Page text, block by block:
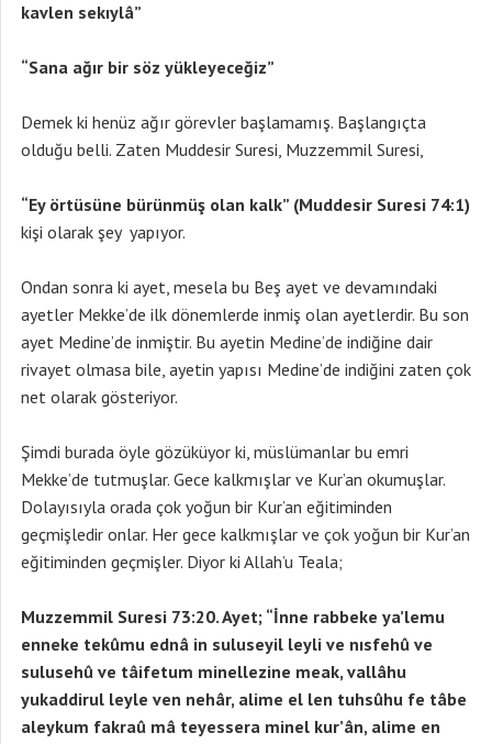
kavlen sekıylâ”
“Sana ağır bir söz yükleyeceğiz”
Demek ki henüz ağır görevler başlamamış. Başlangıçta
olduğu belli. Zaten Muddesir Suresi, Muzzemmil Suresi,
“Ey örtüsüne bürünmüş olan kalk” (Muddesir Suresi 74:1)
kişi olarak şey yapıyor.
Ondan sonra ki ayet, mesela bu Beş ayet ve devamındaki
ayetler Mekke’de ilk dönemlerde inmiş olan ayetlerdir. Bu son
ayet Medine’de inmiştir. Bu ayetin Medine’de indiğine dair
rivayet olmasa bile, ayetin yapısı Medine’de indiğini zaten çok
net olarak gösteriyor.
Şimdi burada öyle gözüküyor ki, müslümanlar bu emri
Mekke’de tutmuşlar. Gece kalkmışlar ve Kur’an okumuşlar.
Dolayısıyla orada çok yoğun bir Kur’an eğitiminden
geçmişledir onlar. Her gece kalkmışlar ve çok yoğun bir Kur’an
eğitiminden geçmişler. Diyor ki Allah’u Teala;
Muzzemmil Suresi 73:20. Ayet; “İnne rabbeke ya’lemu
enneke tekûmu ednâ in suluseyil leyli ve nısfehû ve
sulusehû ve tâifetum minellezine meak, vallâhu
yukaddirul leyle ven nehâr, alime el len tuhsûhu fe tâbe
aleykum fakraû mâ teyessera minel kur’ân, alime en